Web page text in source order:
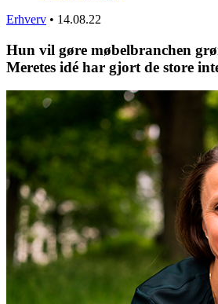
Erhverv • 14.08.22
Hun vil gøre møbelbranchen
Meretes idé har gjort de store